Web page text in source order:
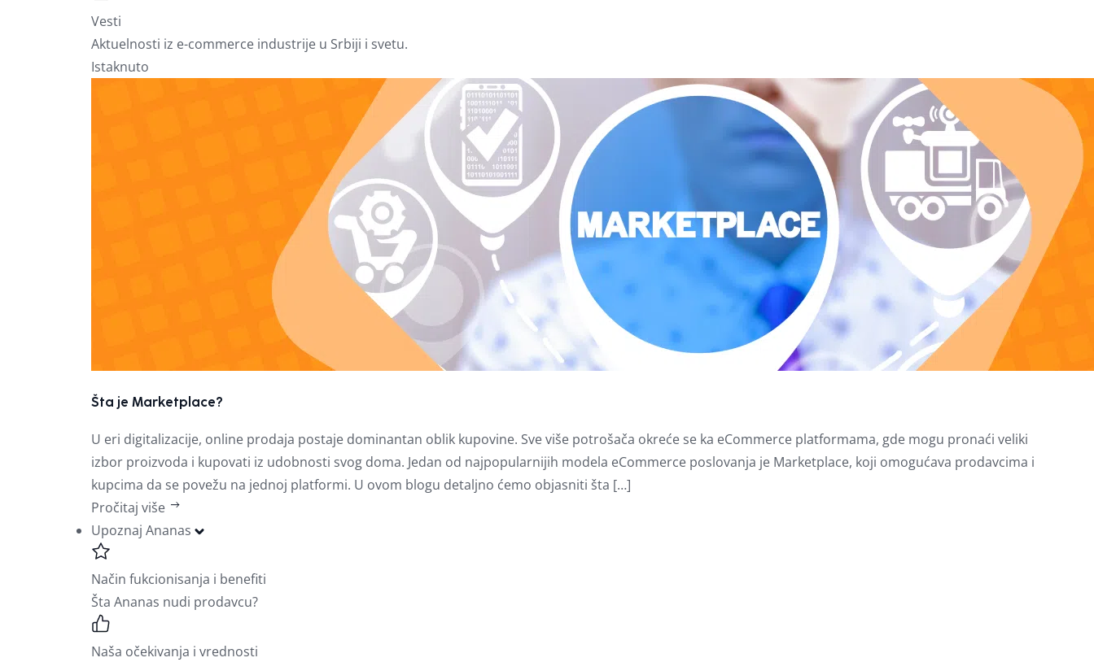
Vesti
Aktuelnosti iz e-commerce industrije u Srbiji i svetu.
Istaknuto
Šta je Marketplace?
U eri digitalizacije, online prodaja postaje dominantan oblik kupovine. Sve više potrošača okreće se ka eCommerce platformama, gde mogu pronaći veliki
izbor proizvoda i kupovati iz udobnosti svog doma. Jedan od najpopularnijih modela eCommerce poslovanja je Marketplace, koji omogućava prodavcima i
kupcima da se povežu na jednoj platformi. U ovom blogu detaljno ćemo objasniti šta […]
Pročitaj više
Upoznaj Ananas
Način fukcionisanja i benefiti
Šta Ananas nudi prodavcu?
Naša očekivanja i vrednosti